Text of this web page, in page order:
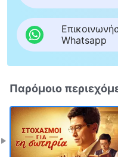
Whatsapp
Παρόμοιο